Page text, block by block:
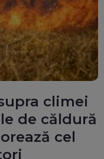
climei
de căldură
cel